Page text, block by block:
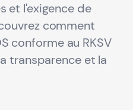
et l'exigence de
comment
conforme au RKSV
transparence et la